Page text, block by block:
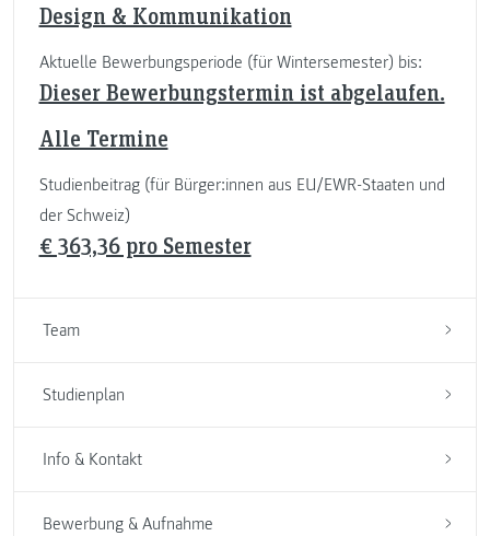
Design & Kommunikation
Aktuelle Bewerbungsperiode (für Wintersemester) bis:
Dieser Bewerbungstermin ist abgelaufen.
Alle Termine
Studienbeitrag (für Bürger:innen aus EU/EWR-Staaten und
der Schweiz)
€ 363,36 pro Semester
Team
Studienplan
Info & Kontakt
Bewerbung & Aufnahme